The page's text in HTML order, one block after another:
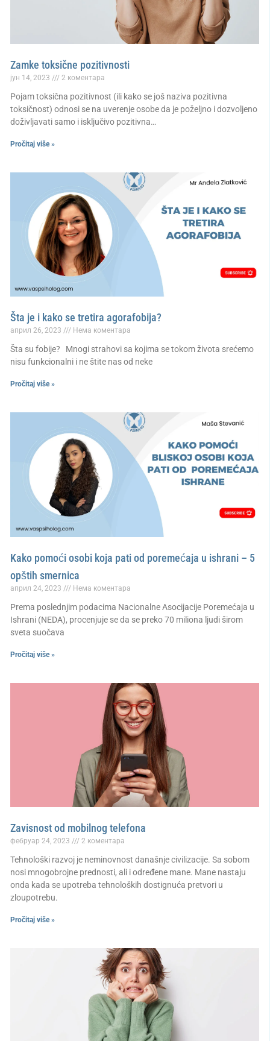
Zamke toksične pozitivnosti
јун 14, 2023 2 коментара
Pojam toksična pozitivnost (ili kako se još naziva pozitivna
toksičnost) odnosi se na uverenje osobe da je poželjno i dozvoljeno
doživljavati samo i isključivo pozitivna…
Pročitaj više »
Šta je i kako se tretira agorafobija?
април 26, 2023 Нема коментара
Šta su fobije? Mnogi strahovi sa kojima se tokom života srećemo
nisu funkcionalni i ne štite nas od neke
Pročitaj više »
Kako pomoći osobi koja pati od poremećaja u ishrani – 5
opštih smernica
април 24, 2023 Нема коментара
Prema poslednjim podacima Nacionalne Asocijacije Poremećaja u
Ishrani (NEDA), procenjuje se da se preko 70 miliona ljudi širom
sveta suočava
Pročitaj više »
Zavisnost od mobilnog telefona
фебруар 24, 2023 2 коментара
Tehnološki razvoj je neminovnost današnje civilizacije. Sa sobom
nosi mnogobrojne prednosti, ali i određene mane. Mane nastaju
onda kada se upotreba tehnoloških dostignuća pretvori u
zloupotrebu.
Pročitaj više »